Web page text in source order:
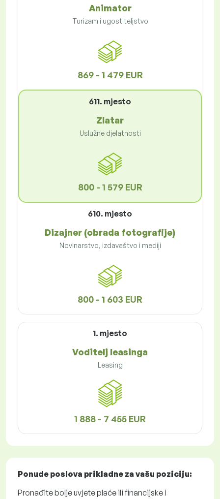
Animator
Turizam i ugostiteljstvo
869 - 1 479 EUR
611. mjesto
Zlatar
Uslužne djelatnosti
800 - 1 579 EUR
610. mjesto
Dizajner (obrada fotografije)
Novinarstvo, izdavaštvo i mediji
800 - 1 603 EUR
1. mjesto
Voditelj leasinga
Leasing
1 888 - 7 455 EUR
Ponude poslova prikladne za vašu poziciju:
Pronađite bolje uvjete plaće ili financijske i